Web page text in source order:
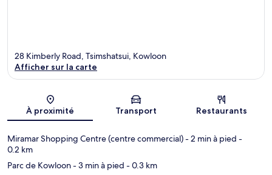
Carte
28 Kimberly Road, Tsimshatsui, Kowloon
Afficher sur la carte
À proximité Transport Restaurants
Miramar Shopping Centre (centre commercial)- 2 min à pied -
0.2 km
Parc de Kowloon- 3 min à pied - 0.3 km